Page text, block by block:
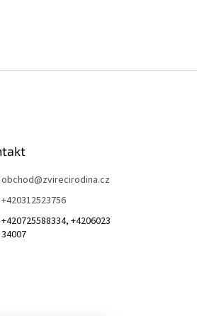
obchod@zvirecirodina.cz
+420312523756
+420725588334, +4206023
34007